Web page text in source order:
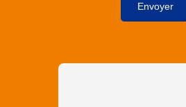
Envoyer